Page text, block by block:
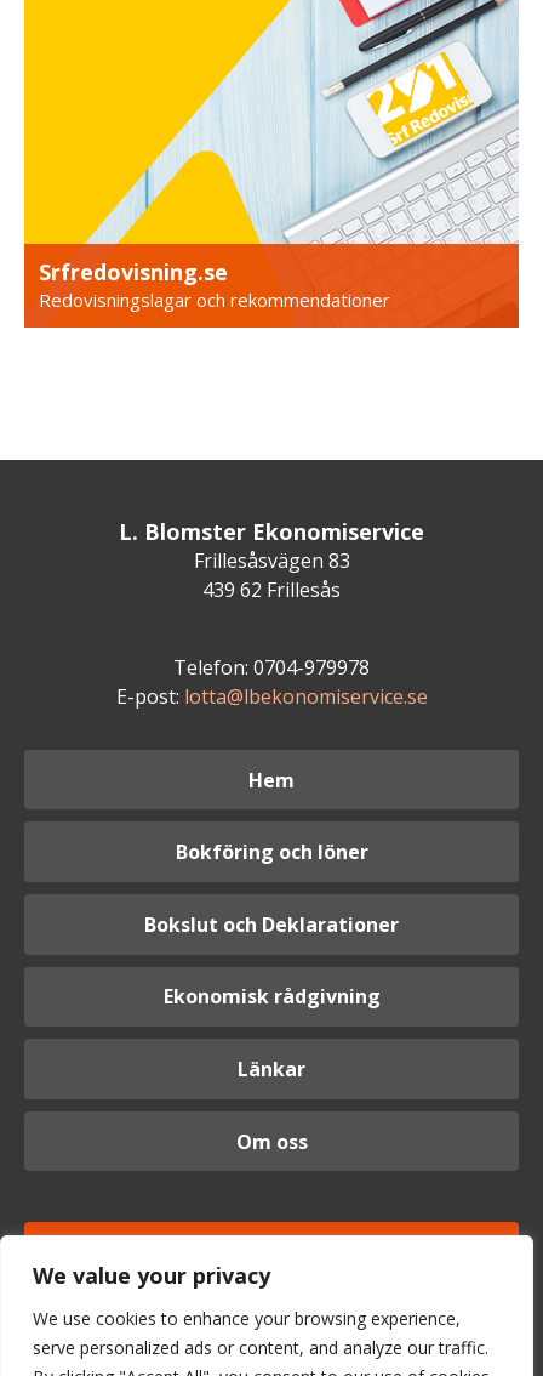
We value your privacy
We use cookies to enhance your browsing experience,
serve personalized ads or content, and analyze our traffic.
Srfredovisning.se
Redovisningslagar och rekommendationer
L. Blomster Ekonomiservice
Frillesåsvägen 83
439 62 Frillesås
Telefon: 0704-979978
E-post: lotta@lbekonomiservice.se
Hem
Bokföring och löner
Bokslut och Deklarationer
Ekonomisk rådgivning
Länkar
Om oss